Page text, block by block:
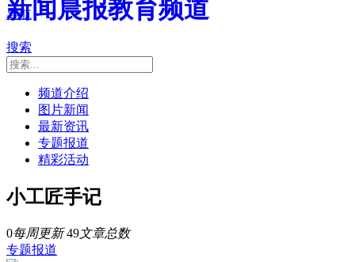
导航
新闻晨报教育频道
搜索
频道介绍
图片新闻
最新资讯
专题报道
精彩活动
小工匠手记
0每周更新 49文章总数
专题报道